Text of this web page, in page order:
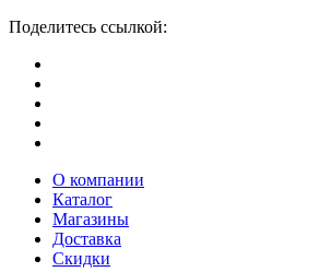
Поделитесь ссылкой:
О компании
Каталог
Магазины
Доставка
Скидки